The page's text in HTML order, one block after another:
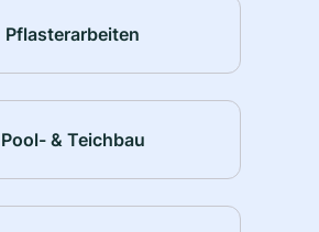
Pflasterarbeiten
Pool- & Teichbau